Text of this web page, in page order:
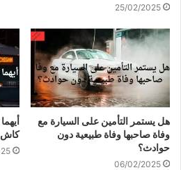
25/02/2025
هل يستمر التأمين على السيارة مع
وفاة صاحبها وفاة طبيعية دون
حوادث؟
06/02/2025
كاش